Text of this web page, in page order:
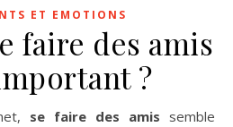
ET EMOTIONS
faire des amis
?
se faire des amis semble